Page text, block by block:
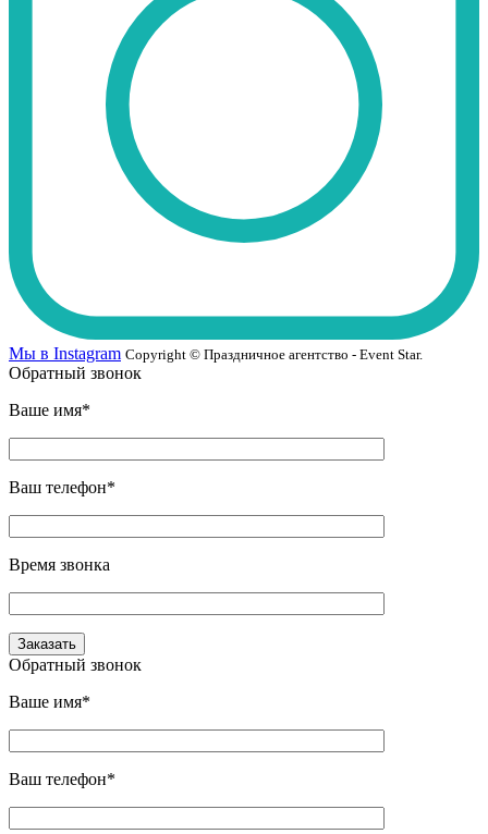
Мы в Instagram Copyright © Праздничное агентство - Event Star.
Обратный звонок
Ваше имя*
Ваш телефон*
Время звонка
Обратный звонок
Ваше имя*
Ваш телефон*